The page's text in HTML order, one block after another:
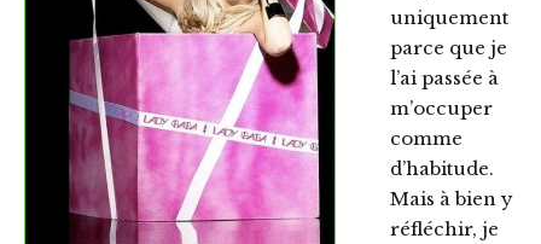
uniquement
parce que je
l’ai passée à
m’occuper
comme
d’habitude.
Mais à bien y
réfléchir, je